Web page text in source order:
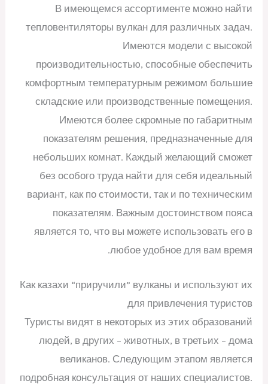
В имеющемся ассортименте можно найти
тепловентиляторы вулкан для различных задач.
Имеются модели с высокой
производительностью, способные обеспечить
комфортным температурным режимом большие
складские или производственные помещения.
Имеются более скромные по габаритным
показателям решения, предназначенные для
небольших комнат. Каждый желающий сможет
без особого труда найти для себя идеальный
вариант, как по стоимости, так и по техническим
показателям. Важным достоинством пояса
является то, что вы можете использовать его в
любое удобное для вам время.
Как казахи “приручили” вулканы и используют их
для привлечения туристов
Туристы видят в некоторых из этих образований
людей, в других – животных, в третьих – дома
великанов. Следующим этапом является
подробная консультация от наших специалистов.